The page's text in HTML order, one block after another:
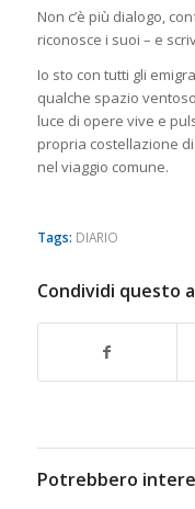
Non c’è più dialogo,
riconosce i suoi – e
Io sto con tutti gli
qualche spazio
luce di opere vive e
propria costellazione
nel viaggio comune.
Tags: DIARIO
Condividi questo
Potrebbero